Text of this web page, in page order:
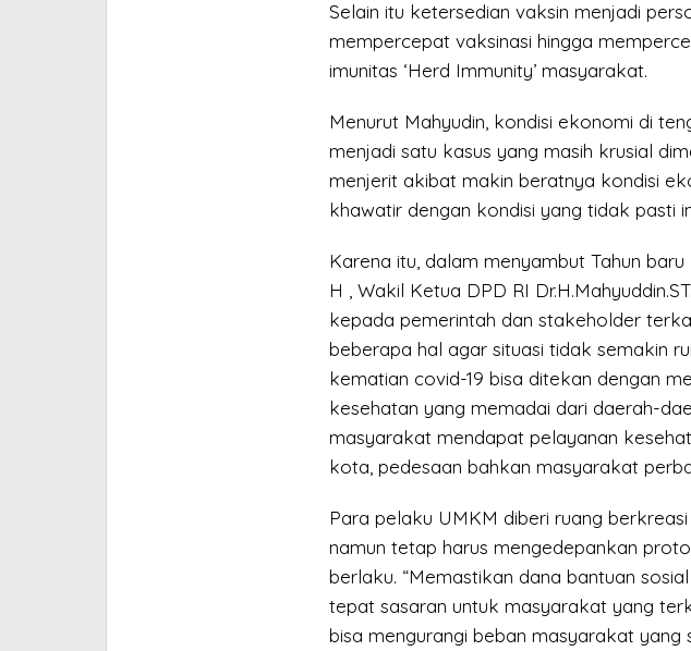
Selain itu ketersedian vaksin menjadi
mempercepat vaksinasi hingga
imunitas ‘Herd Immunity’ masyarakat.
Menurut Mahyudin, kondisi ekonomi di
menjadi satu kasus yang masih krusial
menjerit akibat makin beratnya kondisi
khawatir dengan kondisi yang tidak pasti
Karena itu, dalam menyambut Tahun baru
H , Wakil Ketua DPD RI
kepada pemerintah dan stakeholder
beberapa hal agar situasi tidak semakin
kematian covid-19 bisa ditekan dengan
kesehatan yang memadai dari daerah-
masyarakat mendapat pelayanan
kota, pedesaan bahkan masyarakat
Para pelaku UMKM diberi ruang berkreasi
namun tetap harus mengedepankan
berlaku. “Memastikan dana bantuan
tepat sasaran untuk masyarakat yang
bisa mengurangi beban masyarakat yang